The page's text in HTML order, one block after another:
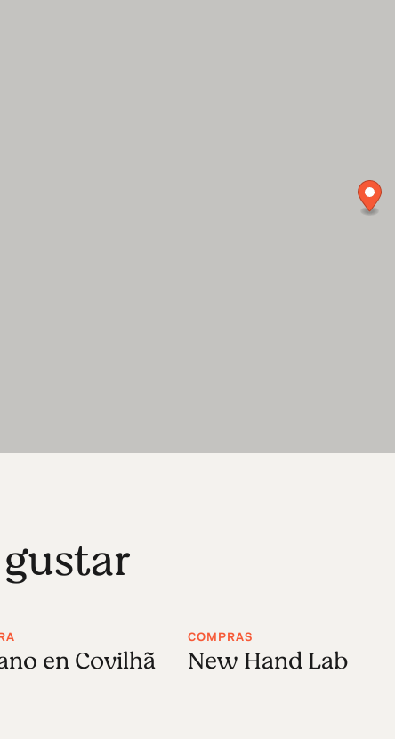
en Covilhã
COMPRAS
New Hand Lab